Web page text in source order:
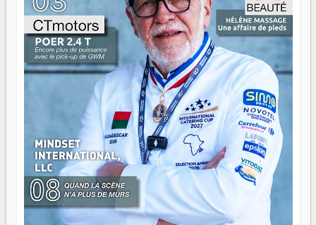
Surtout vos échecs, d'ailleurs — ils enseignent mieux que
n'importe quel manuel. À Madagascar, la barque avance.
Il faut juste s'assurer que tout le monde rame dans le
même sens.